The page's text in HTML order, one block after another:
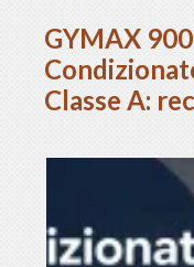
GYMAX
Classe A: